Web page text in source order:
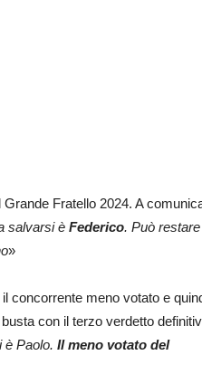
Fratello 2024. A
salvarsi è Federico. Può
»
concorrente meno votato e
con il terzo verdetto
è Paolo. Il meno votato del